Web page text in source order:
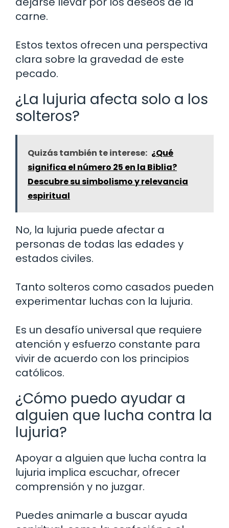
carne.
Estos textos ofrecen una perspectiva
clara sobre la gravedad de este
pecado.
¿La lujuria afecta solo a los
solteros?
Quizás también te interese: ¿Qué
significa el número 25 en la Biblia?
Descubre su simbolismo y relevancia
espiritual
No, la lujuria puede afectar a
personas de todas las edades y
estados civiles.
Tanto solteros como casados pueden
experimentar luchas con la lujuria.
Es un desafío universal que requiere
atención y esfuerzo constante para
vivir de acuerdo con los principios
católicos.
¿Cómo puedo ayudar a
alguien que lucha contra la
lujuria?
Apoyar a alguien que lucha contra la
lujuria implica escuchar, ofrecer
comprensión y no juzgar.
Puedes animarle a buscar ayuda